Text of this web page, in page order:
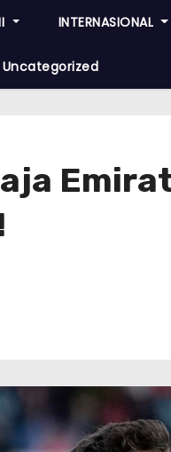
INTERNASIONAL
Uncategorized